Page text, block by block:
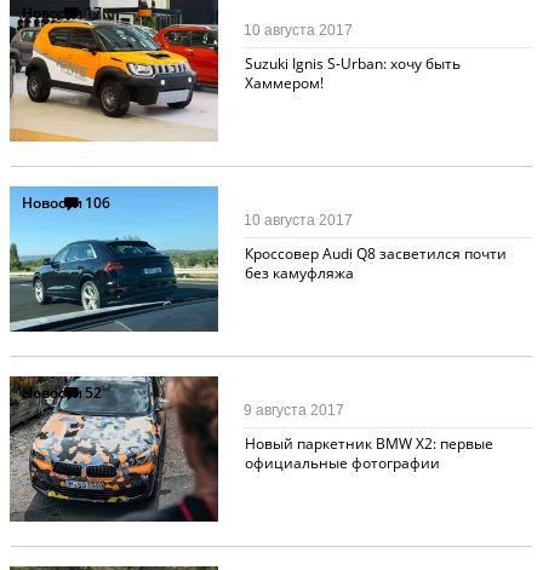
Новости 17
Suzuki Ignis S-Urban: хочу быть
Хаммером!
10 августа 2017
Новости106
Кроссовер Audi Q8 засветился почти
без камуфляжа
10 августа 2017
Новости52
Новый паркетник BMW X2: первые
официальные фотографии
9 августа 2017